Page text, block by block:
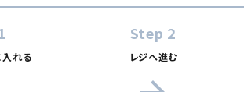
れる
Step 2
レジへ進む